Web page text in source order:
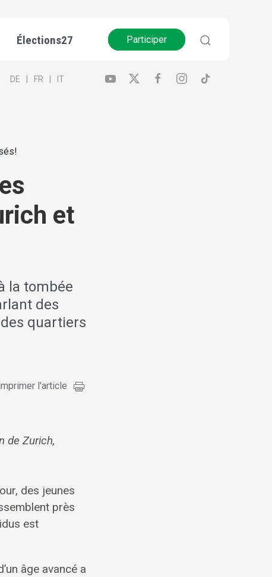
Élections27 Participer
DE FR IT
et
la tombée
des
quartiers
l'article
de Zurich,
des jeunes
près
est
âge avancé a